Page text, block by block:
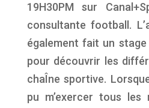
19H30PM sur
consultante football.
également fait un stage
pour découvrir les
chaÎne sportive.
pu m’exercer tous les